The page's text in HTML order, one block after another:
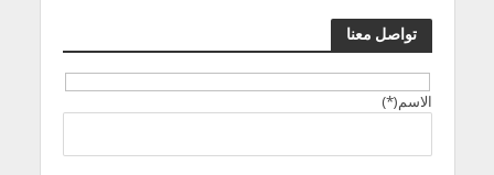
تواصل معنا
الاسم(*)